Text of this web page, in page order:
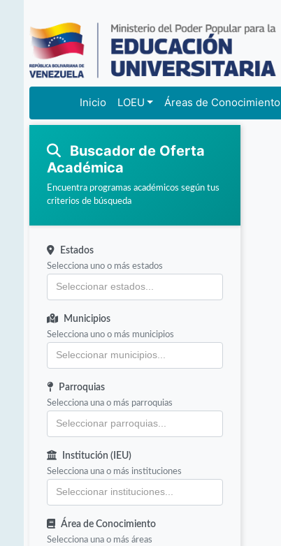
Inicio LOEU Áreas de Conocimiento
Buscador de Oferta
Académica
Encuentra programas académicos según tus
criterios de búsqueda
Estados
Selecciona uno o más estados
Municipios
Selecciona uno o más municipios
Parroquias
Selecciona una o más parroquias
Institución (IEU)
Selecciona una o más instituciones
Área de Conocimiento
Selecciona una o más áreas